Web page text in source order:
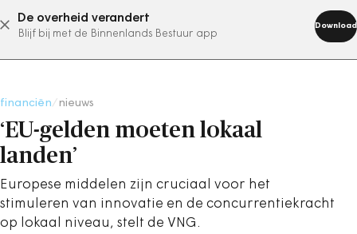
De overheid verandert
Blijf bij met de Binnenlands Bestuur app
Download
abonneer nu
financiën nieuws
‘EU-gelden moeten lokaal
landen’
Europese middelen zijn cruciaal voor het
stimuleren van innovatie en de concurrentiekracht
op lokaal niveau, stelt de VNG.